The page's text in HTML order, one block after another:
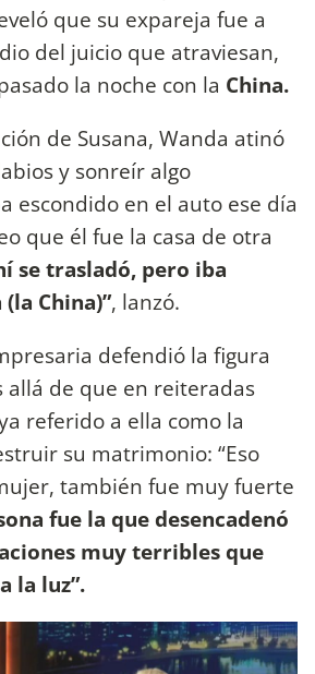
que su expareja fue a
del juicio que atraviesan,
la noche con la China.
de Susana, Wanda atinó
y sonreír algo
escondido en el auto ese día
que él fue la casa de otra
se trasladó, pero iba
China)”, lanzó.
defendió la figura
allá de que en reiteradas
referido a ella como la
su matrimonio: “Eso
también fue muy fuerte
fue la que desencadenó
muy terribles que
la luz”.